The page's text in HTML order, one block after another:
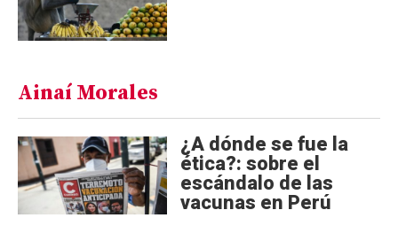
Ainaí Morales
¿A dónde se fue la
ética?: sobre el
escándalo de las
vacunas en Perú